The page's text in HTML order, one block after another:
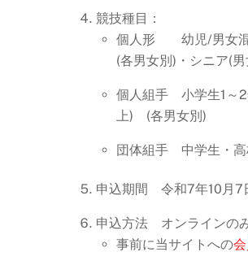
競技種目：
個人形 幼児/男女混
(各男女別)・シニア(
個人組手 小学生1～2
上) (各男女別)
団体組手 中学生・高
申込期間 令和7年10月7
申込方法 オンラインの
事前に当サイトへの